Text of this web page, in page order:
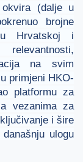
okvira (dalje u
brojne
Hrvatskoj i
na svim
primjeni HKO-
platformu za
vezanima za
i šire
ulogu